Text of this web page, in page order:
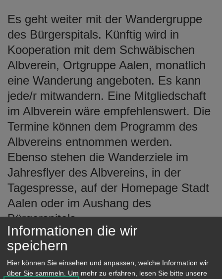
Es geht weiter mit der Wandergruppe
des Bürgerspitals. Künftig wird in
Kooperation mit dem Schwäbischen
Albverein, Ortgruppe Aalen, monatlich
eine Wanderung angeboten. Es kann
jede/r mitwandern. Eine Mitgliedschaft
im Albverein wäre empfehlenswert. Die
Termine können dem Programm des
Albvereins entnommen werden.
Ebenso stehen die Wanderziele im
Jahresflyer des Albvereins, in der
Tagespresse, auf der Homepage Stadt
Aalen oder im Aushang des
Bürgerspitals.
INFO:
Informationen die wir
speichern
Hier können Sie einsehen und anpassen, welche Information wir
über Sie sammeln. Um mehr zu erfahren, lesen Sie bitte unsere